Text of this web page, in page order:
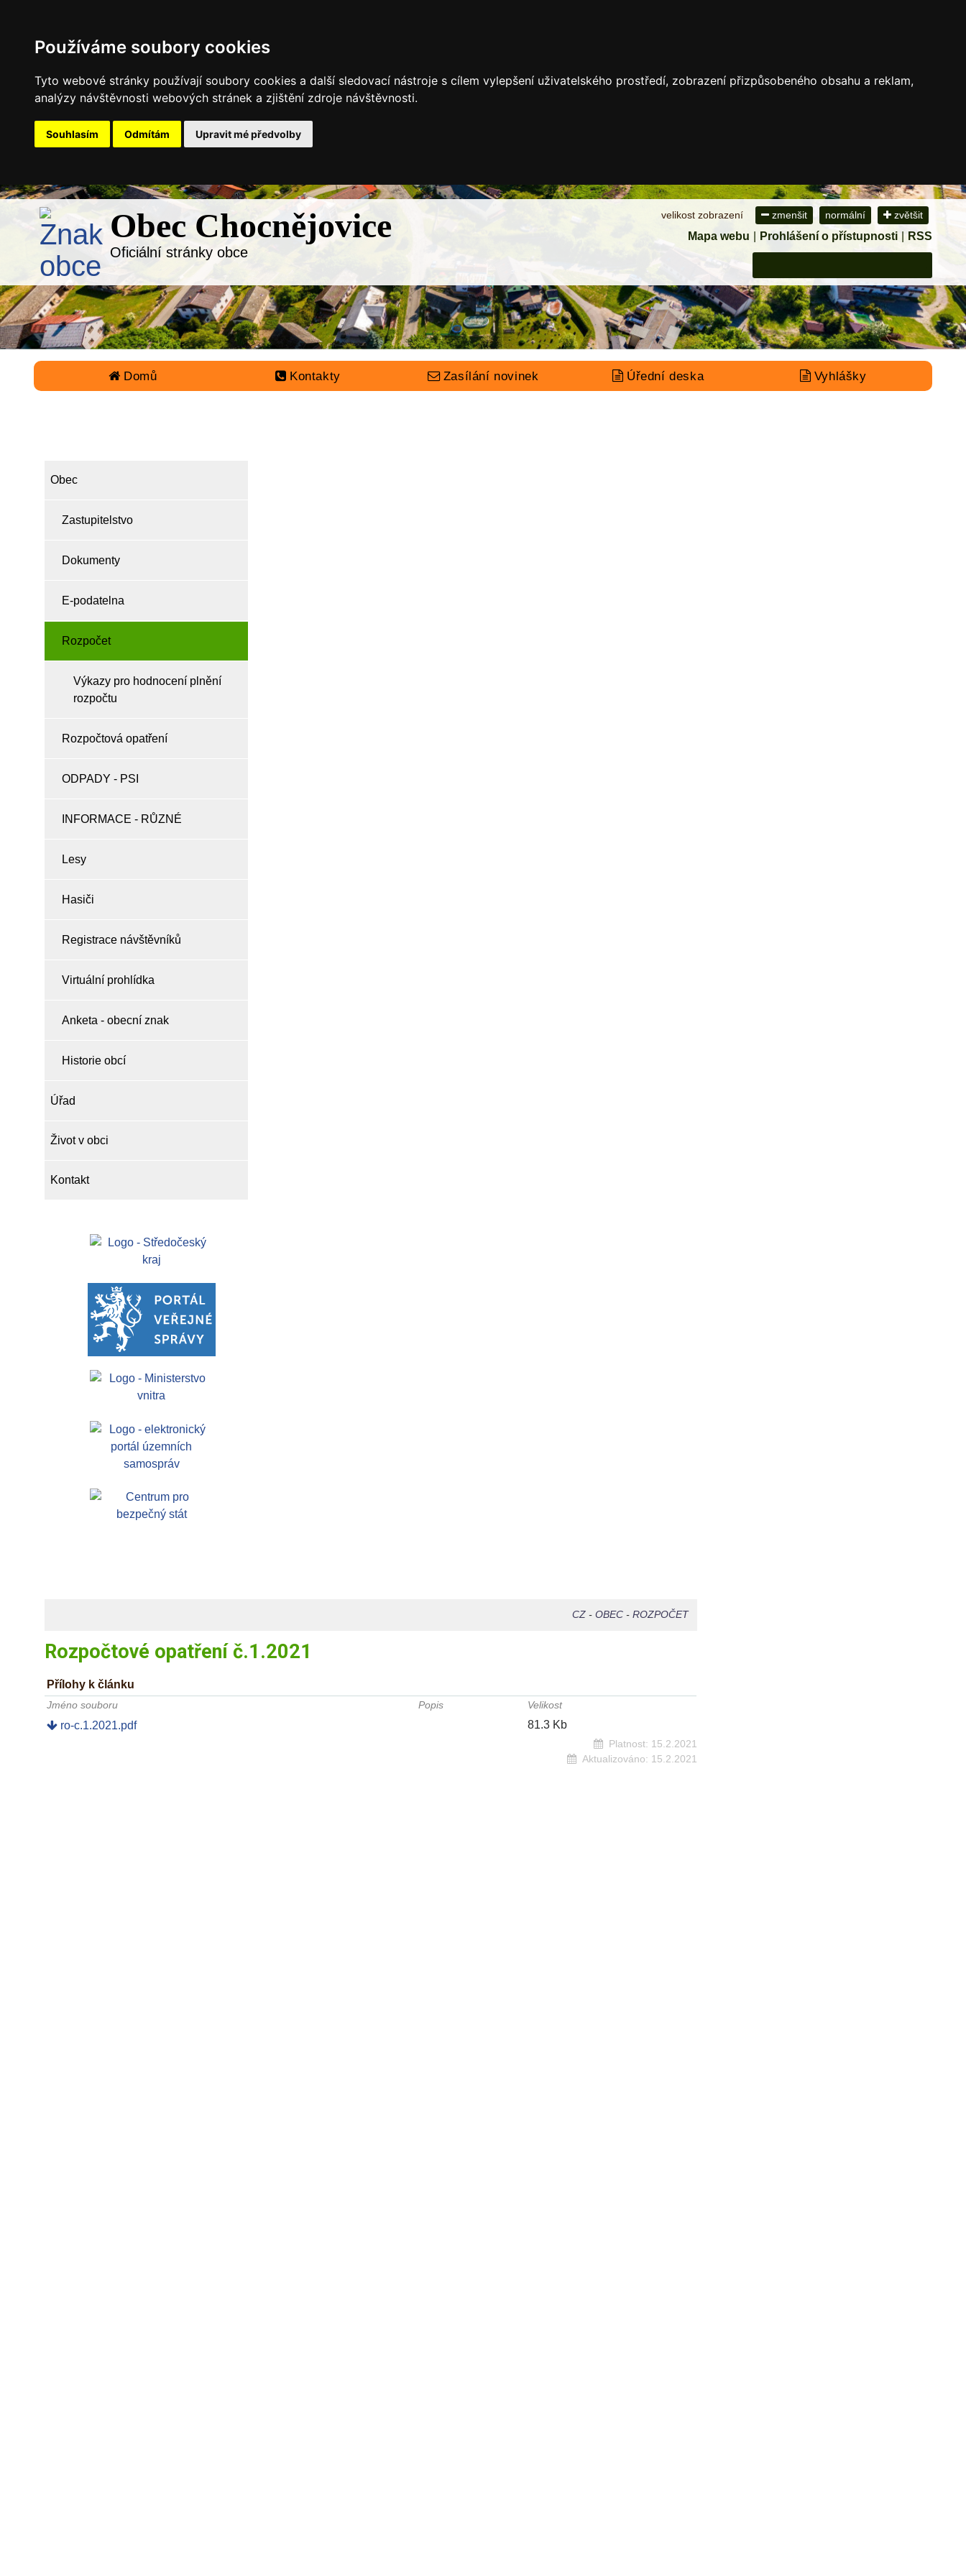
Používáme soubory cookies
Tyto webové stránky používají soubory cookies a další sledovací nástroje s cílem vylepšení uživatelského prostředí, zobrazení přizpůsobeného obsahu a reklam,
analýzy návštěvnosti webových stránek a zjištění zdroje návštěvnosti.
Souhlasím Odmítám Upravit mé předvolby
Obec Chocnějovice
Oficiální stránky obce
velikost zobrazení zmenšit normální zvětšit
Mapa webu Prohlášení o přístupnosti RSS
Domů Kontakty Zasílání novinek Úřední deska Vyhlášky
Obec
Zastupitelstvo
Dokumenty
E-podatelna
Rozpočet
Výkazy pro hodnocení plnění
rozpočtu
Rozpočtová opatření
ODPADY - PSI
INFORMACE - RŮZNÉ
Lesy
Hasiči
Registrace návštěvníků
Virtuální prohlídka
Anketa - obecní znak
Historie obcí
Úřad
Život v obci
Kontakt
CZ -OBEC -ROZPOČET
Rozpočtové opatření č.1.2021
Přílohy k článku
Jméno souboru Popis Velikost
ro-c.1.2021.pdf 81.3 Kb
Platnost: 15.2.2021
Aktualizováno: 15.2.2021